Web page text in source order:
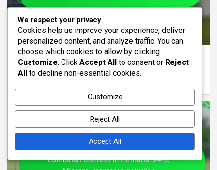
ROLURILE JUCĂTORILOR ÎN 3-4-3
Atacanți în Formația 3-4-3: Poziționare,
Marcarea Golurilor, Presiune
We respect your privacy
Cookies help us improve your experience, deliver
personalized content, and analyze traffic. You can
choose which cookies to allow by clicking
Customize. Click Accept All to consent or Reject
All to decline non-essential cookies.
Customize
Reject All
Accept All